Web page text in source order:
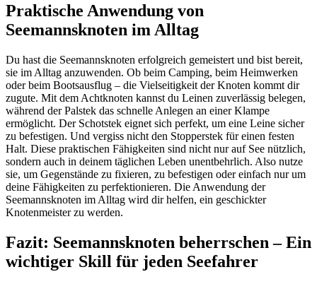
Praktische Anwendung von
Seemannsknoten im Alltag
Du hast die Seemannsknoten erfolgreich gemeistert und bist bereit,
sie im Alltag anzuwenden. Ob beim Camping, beim Heimwerken
oder beim Bootsausflug – die Vielseitigkeit der Knoten kommt dir
zugute. Mit dem Achtknoten kannst du Leinen zuverlässig belegen,
während der Palstek das schnelle Anlegen an einer Klampe
ermöglicht. Der Schotstek eignet sich perfekt, um eine Leine sicher
zu befestigen. Und vergiss nicht den Stopperstek für einen festen
Halt. Diese praktischen Fähigkeiten sind nicht nur auf See nützlich,
sondern auch in deinem täglichen Leben unentbehrlich. Also nutze
sie, um Gegenstände zu fixieren, zu befestigen oder einfach nur um
deine Fähigkeiten zu perfektionieren. Die Anwendung der
Seemannsknoten im Alltag wird dir helfen, ein geschickter
Knotenmeister zu werden.
Fazit: Seemannsknoten beherrschen – Ein
wichtiger Skill für jeden Seefahrer